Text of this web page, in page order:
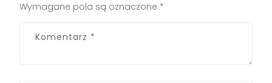
Wymagane pola są oznaczone *